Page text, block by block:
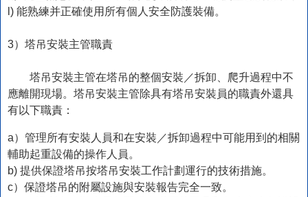
l) 能熟練并正確使用所有個人安全防護裝備。
3）塔吊安裝主管職責
塔吊安裝主管在塔吊的整個安裝／拆卸、爬升過程中不
應離開現場。塔吊安裝主管除具有塔吊安裝員的職責外還具
有以下職責：
a）管理所有安裝人員和在安裝／拆卸過程中可能用到的相關
輔助起重設備的操作人員。
b) 提供保證塔吊按塔吊安裝工作計劃運行的技術措施。
c）保證塔吊的附屬設施與安裝報告完全一致。